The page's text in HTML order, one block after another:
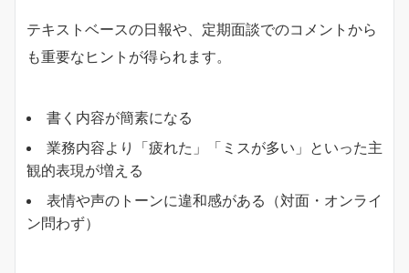
テキストベースの日報や、定期面談でのコメントから
も重要なヒントが得られます。
書く内容が簡素になる
業務内容より「疲れた」「ミスが多い」といった主
観的表現が増える
表情や声のトーンに違和感がある（対面・オンライ
ン問わず）